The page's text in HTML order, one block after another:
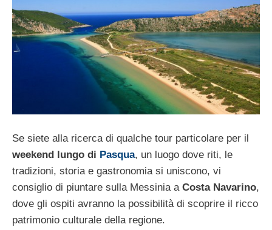
Se siete alla ricerca di qualche tour particolare per il
weekend lungo di Pasqua, un luogo dove riti, le
tradizioni, storia e gastronomia si uniscono, vi
consiglio di piuntare sulla Messinia a Costa Navarino,
dove gli ospiti avranno la possibilità di scoprire il ricco
patrimonio culturale della regione.